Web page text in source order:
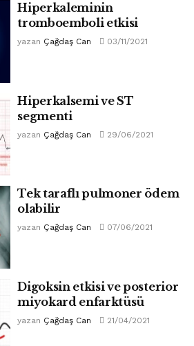
Hiperkaleminin
tromboemboli etkisi
yazan Çağdaş Can 03/11/2021
Hiperkalsemi ve ST
segmenti
yazan Çağdaş Can 29/06/2021
Tek taraflı pulmoner ödem
olabilir
yazan Çağdaş Can 07/06/2021
Digoksin etkisi ve posterior
miyokard enfarktüsü
yazan Çağdaş Can 21/04/2021